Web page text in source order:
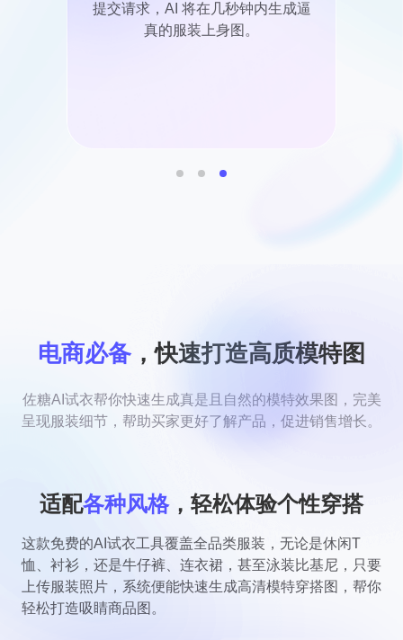
提交请求，AI 将在几秒钟内生成逼
真的服装上身图。
电商必备，快速打造高质模特图
佐糖AI试衣帮你快速生成真是且自然的模特效果图，完美
呈现服装细节，帮助买家更好了解产品，促进销售增长。
适配各种风格，轻松体验个性穿搭
这款免费的AI试衣工具覆盖全品类服装，无论是休闲T
恤、衬衫，还是牛仔裤、连衣裙，甚至泳装比基尼，只要
上传服装照片，系统便能快速生成高清模特穿搭图，帮你
轻松打造吸睛商品图。